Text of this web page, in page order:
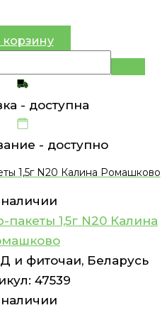
корзину
- доступна
- доступно
1,5г N20 Калина Ромашково
1,5г N20 Калина
и фиточаи, Беларусь
47539